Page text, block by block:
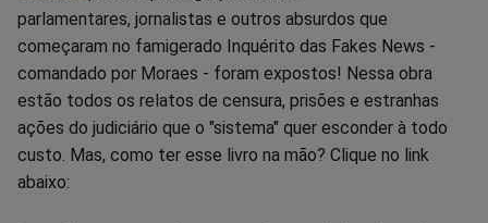
parlamentares, jornalistas e outros absurdos que
começaram no famigerado Inquérito das Fakes News -
comandado por Moraes - foram expostos! Nessa obra
estão todos os relatos de censura, prisões e estranhas
ações do judiciário que o "sistema" quer esconder à todo
custo. Mas, como ter esse livro na mão? Clique no link
abaixo: